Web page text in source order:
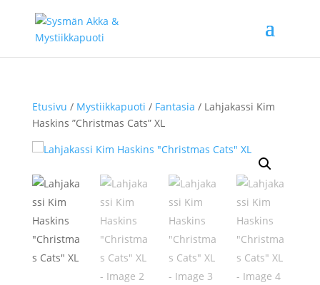
Etusivu / Mystiikkapuoti / Fantasia / Lahjakassi Kim
Haskins ”Christmas Cats” XL